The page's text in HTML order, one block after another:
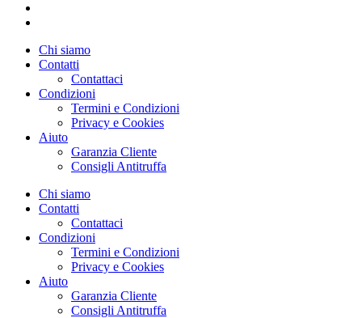
Chi siamo
Contatti
Contattaci
Condizioni
Termini e Condizioni
Privacy e Cookies
Aiuto
Garanzia Cliente
Consigli Antitruffa
Chi siamo
Contatti
Contattaci
Condizioni
Termini e Condizioni
Privacy e Cookies
Aiuto
Garanzia Cliente
Consigli Antitruffa